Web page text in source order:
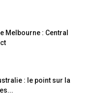
Melbourne : Central
: le point sur la